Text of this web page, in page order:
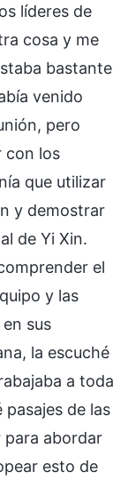
líderes de
cosa y me
bastante
venido
pero
con los
que utilizar
y demostrar
de Yi Xin.
el
y las
sus
la escuché
a toda
de las
para abordar
esto de